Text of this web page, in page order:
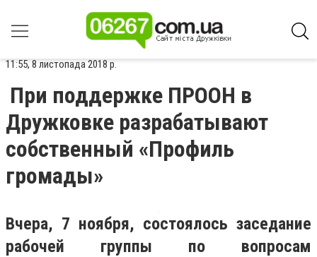
11:55, 8 листопада 2018 р.
При поддержке ПРООН в
Дружковке разрабатывают
собственный «Профиль
громады»
Вчера, 7 ноября, состоялось заседание
рабочей группы по вопросам